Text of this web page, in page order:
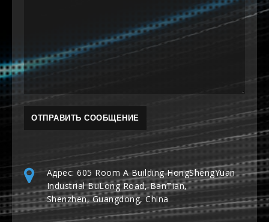
Адрес: 605 Room A Building HongShengYuan
Industrial BuLong Road, BanTian,
Shenzhen, Guangdong, China